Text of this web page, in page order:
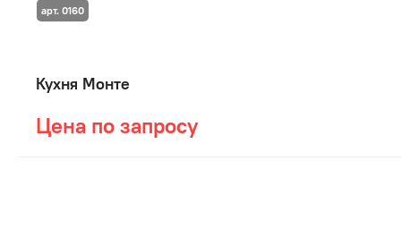
Кухня Монте
Цена по запросу
арт. 0160